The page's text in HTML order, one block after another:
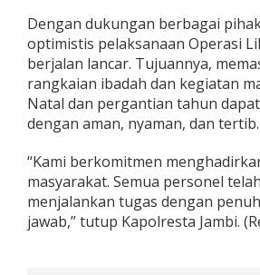
Dengan dukungan berbagai
optimistis pelaksanaan Operasi
berjalan lancar. Tujuannya,
rangkaian ibadah dan kegiatan
Natal dan pergantian tahun
dengan aman, nyaman, dan tertib.
“Kami berkomitmen
masyarakat. Semua personel
menjalankan tugas dengan
jawab,” tutup Kapolresta Jambi.